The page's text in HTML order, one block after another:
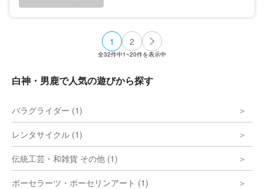
た。その様な経緯をたどったせいか、街道か
らは比較的分かりにくい場所にあります。場
所性もあまり感じません。境内には文化７年
1 2
全32件中1~20件を表示中
白神・男鹿で人気の遊びから探す
パラグライダー (1)
レンタサイクル (1)
伝統工芸・和雑貨 その他 (1)
ポーセラーツ・ポーセリンアート (1)